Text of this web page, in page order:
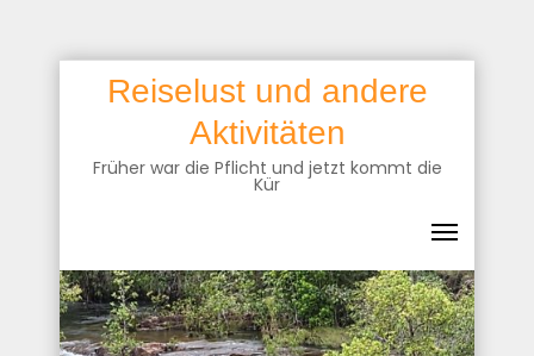
Reiselust und andere
Aktivitäten
Früher war die Pflicht und jetzt kommt die
Kür